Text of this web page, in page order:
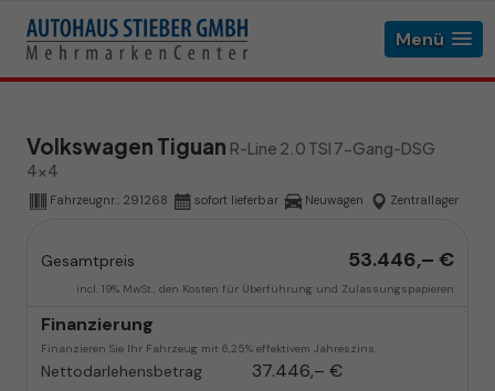
Menü
Volkswagen Tiguan R-Line 2.0 TSI 7-Gang-DSG
4x4
Fahrzeugnr.: 291268 sofort lieferbar Neuwagen Zentrallager
Gesamtpreis 53.446,– €
incl. 19% MwSt., den Kosten für Überführung und Zulassungspapieren
Finanzierung
Finanzieren Sie Ihr Fahrzeug mit 6,25% effektivem Jahreszins.
Nettodarlehensbetrag 37.446,– €